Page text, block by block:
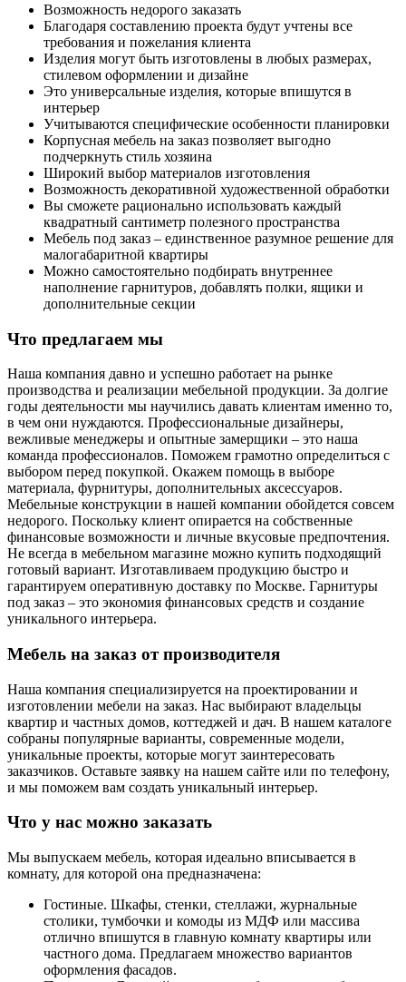
Возможность недорого заказать
Благодаря составлению проекта будут учтены все
требования и пожелания клиента
Изделия могут быть изготовлены в любых размерах,
стилевом оформлении и дизайне
Это универсальные изделия, которые впишутся в
интерьер
Учитываются специфические особенности планировки
Корпусная мебель на заказ позволяет выгодно
подчеркнуть стиль хозяина
Широкий выбор материалов изготовления
Возможность декоративной художественной обработки
Вы сможете рационально использовать каждый
квадратный сантиметр полезного пространства
Мебель под заказ – единственное разумное решение для
малогабаритной квартиры
Можно самостоятельно подбирать внутреннее
наполнение гарнитуров, добавлять полки, ящики и
дополнительные секции
Что предлагаем мы
Наша компания давно и успешно работает на рынке
производства и реализации мебельной продукции. За долгие
годы деятельности мы научились давать клиентам именно то,
в чем они нуждаются. Профессиональные дизайнеры,
вежливые менеджеры и опытные замерщики – это наша
команда профессионалов. Поможем грамотно определиться с
выбором перед покупкой. Окажем помощь в выборе
материала, фурнитуры, дополнительных аксессуаров.
Мебельные конструкции в нашей компании обойдется совсем
недорого. Поскольку клиент опирается на собственные
финансовые возможности и личные вкусовые предпочтения.
Не всегда в мебельном магазине можно купить подходящий
готовый вариант. Изготавливаем продукцию быстро и
гарантируем оперативную доставку по Москве. Гарнитуры
под заказ – это экономия финансовых средств и создание
уникального интерьера.
Мебель на заказ от производителя
Наша компания специализируется на проектировании и
изготовлении мебели на заказ. Нас выбирают владельцы
квартир и частных домов, коттеджей и дач. В нашем каталоге
собраны популярные варианты, современные модели,
уникальные проекты, которые могут заинтересовать
заказчиков. Оставьте заявку на нашем сайте или по телефону,
и мы поможем вам создать уникальный интерьер.
Что у нас можно заказать
Мы выпускаем мебель, которая идеально вписывается в
комнату, для которой она предназначена:
Гостиные. Шкафы, стенки, стеллажи, журнальные
столики, тумбочки и комоды из МДФ или массива
отлично впишутся в главную комнату квартиры или
частного дома. Предлагаем множество вариантов
оформления фасадов.